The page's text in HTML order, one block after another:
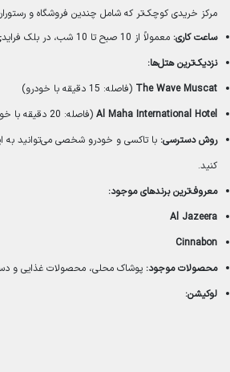
مرکز خریدی کوچک‌تر که شامل چندین فروشگاه و
ساعت کاری: معمولاً از 10 صبح تا 10 شب، در بلک فرایدی تا 11 شب باز است.
نزدیک‌ترین هتل‌ها:
The Wave Muscat (فاصله: 15 دقیقه با خودرو)
Al Maha International Hotel (فاصله: 20 دقیقه با خودرو)
روش دسترسی: با تاکسی و خودرو شخصی می‌توانید به
کنید.
معروف‌ترین برندهای موجود:
Al Jazeera
Cinnabon
محصولات موجود: پوشاک محلی، محصولات غذایی و
لوکیشن: